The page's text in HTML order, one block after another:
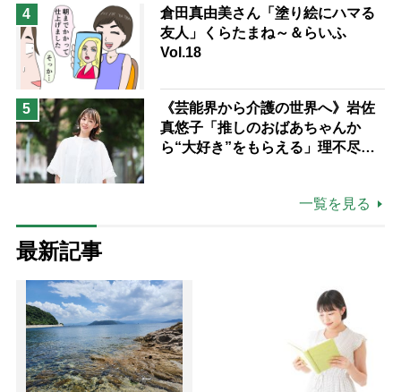
4
倉田真由美さん「塗り絵にハマる
友人」くらたまね～＆らいふ
Vol.18
5
《芸能界から介護の世界へ》岩佐
真悠子「推しのおばあちゃんか
ら“大好き”をもらえる」理不尽さ
一覧を見る
最新記事